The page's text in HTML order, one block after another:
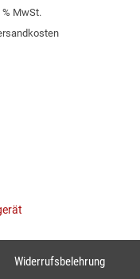
MwSt.
Widerrufsbelehrung